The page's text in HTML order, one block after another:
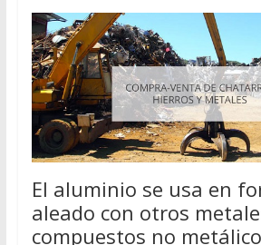
El aluminio se usa en
aleado con otros
compuestos no